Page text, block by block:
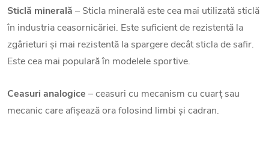
Sticlă minerală – Sticla minerală este cea mai utilizată sticlă
în industria ceasornicăriei. Este suficient de rezistentă la
zgârieturi și mai rezistentă la spargere decât sticla de safir.
Este cea mai populară în modelele sportive.
Ceasuri analogice – ceasuri cu mecanism cu cuarț sau
mecanic care afișează ora folosind limbi și cadran.